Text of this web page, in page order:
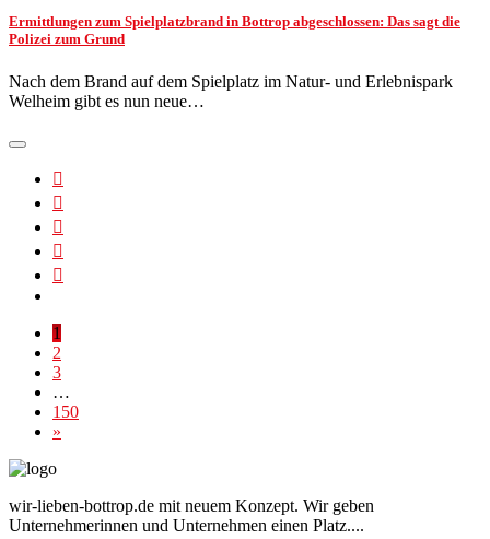
Ermittlungen zum Spielplatzbrand in Bottrop abgeschlossen: Das sagt die
Polizei zum Grund
Nach dem Brand auf dem Spielplatz im Natur- und Erlebnispark
Welheim gibt es nun neue…
1
2
3
…
150
»
wir-lieben-bottrop.de mit neuem Konzept. Wir geben
Unternehmerinnen und Unternehmen einen Platz....